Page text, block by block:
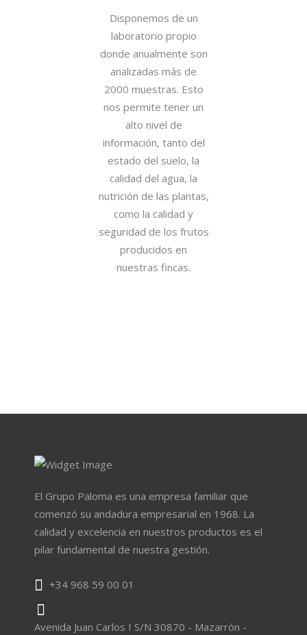
Disponemos de un
laboratorio propio
donde anualmente son
analizadas más de
2000 muestras. Esto
nos permite tener un
alto nivel de
información, tanto del
estado del suelo, la
calidad del agua, la
nutrición de las plantas,
como la calidad y
seguridad de los frutos
producidos en
nuestras fincas.
El Grupo Paloma es una empresa familiar que
comenzó su andadura empresarial en 1968. La
calidad y excelencia en nuestros productos es el
pilar fundamental de nuestra gestión.
+34 968 59 00 01
Avenida Juan Carlos I S/N 30870 - Mazarrón -